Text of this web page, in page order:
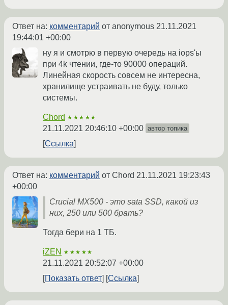
Ответ на: комментарий от anonymous 21.11.2021
19:44:01 +00:00
ну я и смотрю в первую очередь на iops'ы
при 4k чтении, где-то 90000 операций.
Линейная скорость совсем не интересна,
хранилище устраивать не буду, только
системы.
Chord ★★★★★
21.11.2021 20:46:10 +00:00 автор топика
Ссылка
Ответ на: комментарий от Chord 21.11.2021 19:23:43
+00:00
Crucial MX500 - это sata SSD, какой из
них, 250 или 500 брать?
Тогда бери на 1 ТБ.
iZEN ★★★★★
21.11.2021 20:52:07 +00:00
Показать ответ
Ссылка